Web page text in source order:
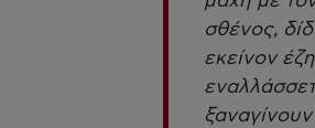
σθένος,
εκείνον